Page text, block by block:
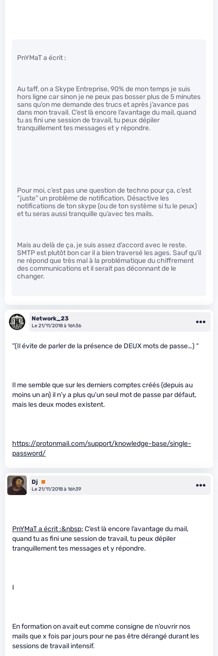
PnYMaT a écrit :
Au taff, on a Skype Entreprise, 90% de mon temps je suis
hors ligne car sinon je ne peux pas bosser plus de 5 minutes
sans qu’on me demande des trucs et après j’avance pas
dans mon travail. C’est là encore l’avantage du mail, quand
tu as fini une session de travail, tu peux dépiler
tranquillement tes messages et y répondre.
Pour moi, c’est pas une question de techno pour ça, c’est
“juste” un problème de notification. Désactive les
notifications de ton skype (ou de ton système si tu le peux)
et tu seras aussi tranquille qu’avec tes mails.
Mais au delà de ça, je suis assez d’accord avec le reste.
SMTP est plutôt bon car il a bien traversé les ages. Sauf qu’il
ne répond que très mal à la problématique du chiffrement
des communications et il serait pas déconnant de le
changer.
Network_23
Le 21/11/2018 à 16h36
”(Il évite de parler de la présence de DEUX mots de passe…) “
Il me semble que sur les derniers comptes créés (depuis au
moins un an) il n’y a plus qu’un seul mot de passe par défaut,
mais les deux modes existent.
https://protonmail.com/support/knowledge-base/single-
password/
Dj
Premium
Le 21/11/2018 à 16h39
PnYMaT a écrit :&nbsp; C’est là encore l’avantage du mail,
quand tu as fini une session de travail, tu peux dépiler
tranquillement tes messages et y répondre.
I
En formation on avait eut comme consigne de n’ouvrir nos
mails que x fois par jours pour ne pas être dérangé durant les
sessions de travail intensif.